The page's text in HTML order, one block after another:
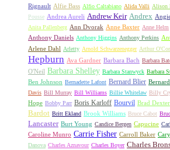
Rignault Alfie Bass Alfio Caltabiano Alida Valli Alison
Pousse Andrea Aureli Andrew Keir Andrex
Anita Pallenberg Ann Dvorak Anne Baxter Anne Helm
Anthony Daniels Anthony Higgins Anthony Perkins
Arlene Dahl Arletty Arnold Schwarzenegger Arthur
Hepburn Ava Gardner Barbara Bach Barbara
O'Neil Barbara Shelley Barbara Stanwyck Barbara
Ben Johnson Bernadette Lafont Bernard Blier
Davis Bill Murray Bill Williams Billie Whitelaw Billy
Hope Bobby Parr Boris Karloff Bourvil Brad Dexter
Bardot Britt Ekland Brook Williams Bruce Cabot
Lancaster Burt Young Candice Bergen Capucine
Caroline Munro Carrie Fisher Carroll Baker
Danova Charles Aznavour Charles Boyer Charles